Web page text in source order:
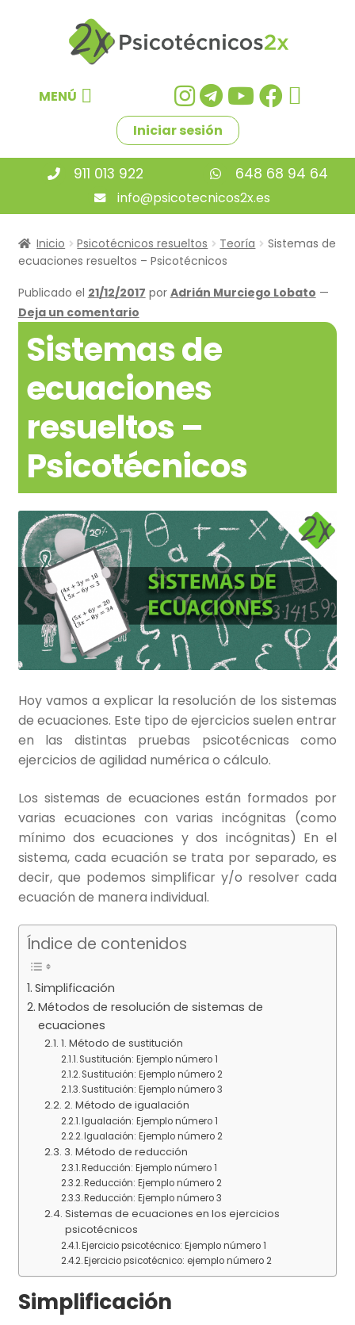
navegación
contenido
MENÚ
Iniciar sesión
911 013 922 648 68 94 64
info@psicotecnicos2x.es
Inicio Psicotécnicos resueltos Teoría
Sistemas de
ecuaciones resueltos – Psicotécnicos
Publicado el 21/12/2017 por Adrián Murciego Lobato —
Deja un comentario
Sistemas de
ecuaciones
resueltos –
Psicotécnicos
Hoy vamos a explicar la resolución de los sistemas
de ecuaciones. Este tipo de ejercicios suelen entrar
en las distintas pruebas psicotécnicas como
ejercicios de agilidad numérica o cálculo.
Los sistemas de ecuaciones están formados por
varias ecuaciones con varias incógnitas (como
mínimo dos ecuaciones y dos incógnitas) En el
sistema, cada ecuación se trata por separado, es
decir, que podemos simplificar y/o resolver cada
ecuación de manera individual.
Índice de contenidos
Simplificación
Métodos de resolución de sistemas de
ecuaciones
1. Método de sustitución
Sustitución: Ejemplo número 1
Sustitución: Ejemplo número 2
Sustitución: Ejemplo número 3
2. Método de igualación
Igualación: Ejemplo número 1
Igualación: Ejemplo número 2
3. Método de reducción
Reducción: Ejemplo número 1
Reducción: Ejemplo número 2
Reducción: Ejemplo número 3
Sistemas de ecuaciones en los ejercicios
psicotécnicos
Ejercicio psicotécnico: Ejemplo número 1
Ejercicio psicotécnico: ejemplo número 2
Simplificación